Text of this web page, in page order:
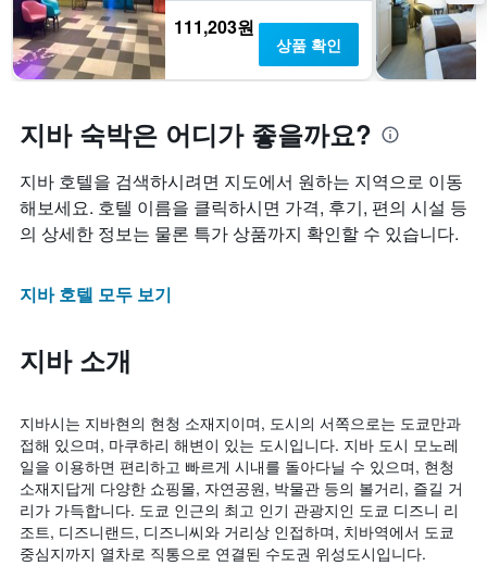
111,203원
상품 확인
지바 숙박은 어디가 좋을까요?
지바 호텔을 검색하시려면 지도에서 원하는 지역으로 이동
해보세요. 호텔 이름을 클릭하시면 가격, 후기, 편의 시설 등
의 상세한 정보는 물론 특가 상품까지 확인할 수 있습니다.
지바 호텔 모두 보기
지바 소개
지바시는 지바현의 현청 소재지이며, 도시의 서쪽으로는 도쿄만과
접해 있으며, 마쿠하리 해변이 있는 도시입니다. 지바 도시 모노레
일을 이용하면 편리하고 빠르게 시내를 돌아다닐 수 있으며, 현청
소재지답게 다양한 쇼핑몰, 자연공원, 박물관 등의 볼거리, 즐길 거
리가 가득합니다. 도쿄 인근의 최고 인기 관광지인 도쿄 디즈니 리
조트, 디즈니랜드, 디즈니씨와 거리상 인접하며, 치바역에서 도쿄
중심지까지 열차로 직통으로 연결된 수도권 위성도시입니다.